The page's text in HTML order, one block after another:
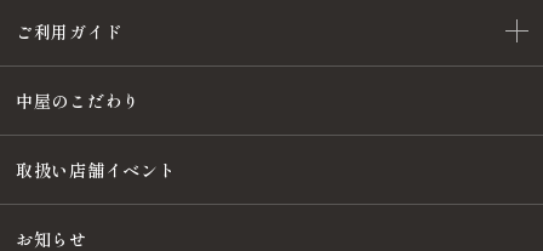
ご利用ガイド
中屋のこだわり
取扱い店舗イベント
お知らせ